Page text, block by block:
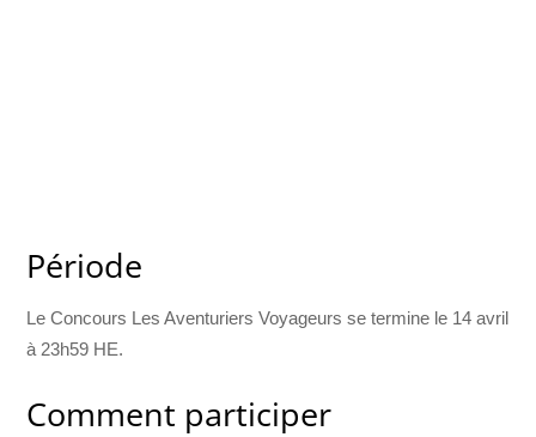
Période
Le Concours Les Aventuriers Voyageurs se termine le 14 avril
à 23h59 HE.
Comment participer